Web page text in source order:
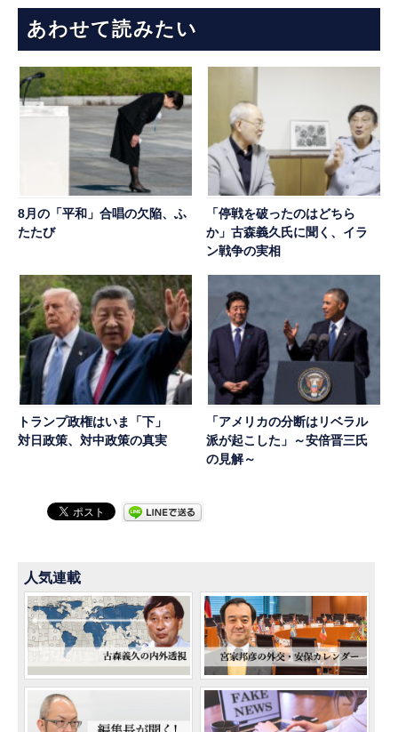
あわせて読みたい
8月の「平和」合唱の欠陥、ふ
たたび
「停戦を破ったのはどちら
か」古森義久氏に聞く、イラ
ン戦争の実相
トランプ政権はいま「下」
対日政策、対中政策の真実
「アメリカの分断はリベラル
派が起こした」～安倍晋三氏
の見解～
人気連載